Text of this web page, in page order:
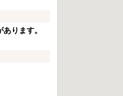
ります。